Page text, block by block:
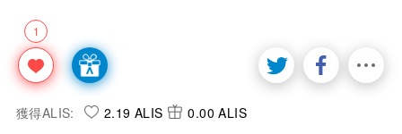
1
獲得ALIS: 2.19 ALIS 0.00 ALIS